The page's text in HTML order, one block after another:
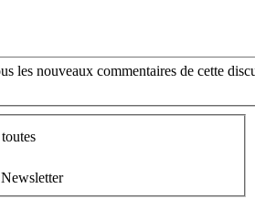
les nouveaux commentaires de cette